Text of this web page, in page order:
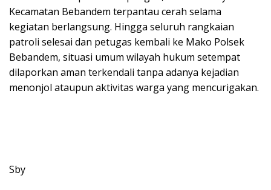
Kecamatan Bebandem terpantau cerah selama
kegiatan berlangsung. Hingga seluruh rangkaian
patroli selesai dan petugas kembali ke Mako Polsek
Bebandem, situasi umum wilayah hukum setempat
dilaporkan aman terkendali tanpa adanya kejadian
menonjol ataupun aktivitas warga yang mencurigakan.
Sby